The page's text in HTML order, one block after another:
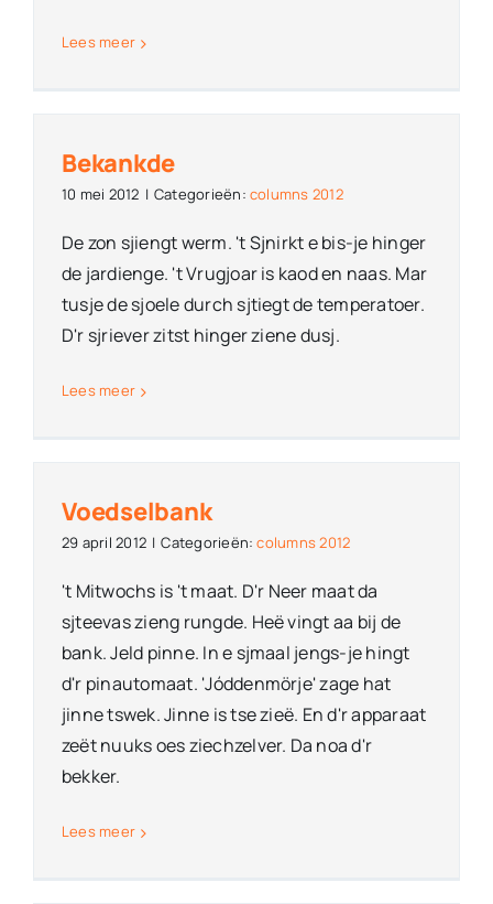
Lees meer
Bekankde
10 mei 2012 | Categorieën: columns 2012
De zon sjiengt werm. 't Sjnirkt e bis-je hinger
de jardienge. 't Vrugjoar is kaod en naas. Mar
tusje de sjoele durch sjtiegt de temperatoer.
D'r sjriever zitst hinger ziene dusj.
Lees meer
Voedselbank
29 april 2012 | Categorieën:columns 2012
't Mitwochs is 't maat. D'r Neer maat da
sjteevas zieng rungde. Heë vingt aa bij de
bank. Jeld pinne. In e sjmaal jengs-je hingt
d'r pinautomaat. 'Jóddenmörje' zage hat
jinne tswek. Jinne is tse zieë. En d'r apparaat
zeët nuuks oes ziechzelver. Da noa d'r
bekker.
Lees meer